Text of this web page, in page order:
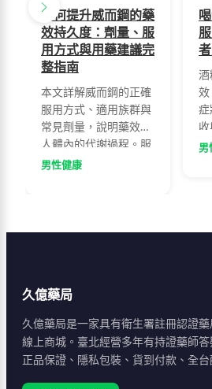
如何提升威而鋼的藥
效持久度：劑量、服
用方式與用藥建議完
整指南
本文詳解威而鋼的正確
服用方式、適用族群與
常見劑量，說明藥效在
人體內的代謝過程。服
藥後30分鐘至1小時可
免油膩飲食與酒精，配
建議從50mg起始服
用。
男性健康
酒
效
症
收
男
久億藥局
久億藥局是一家具有衛生署註冊認證
線上商城。臺北經營多年有持證藥師答
正品保證、隱私包裝、貨到付款、全台